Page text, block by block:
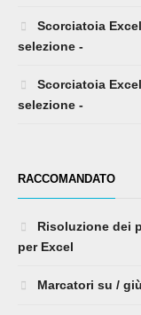
Scorciatoia
selezione -
Scorciatoia
selezione -
RACCOMANDATO
Risoluzione dei
per Excel
Marcatori su /